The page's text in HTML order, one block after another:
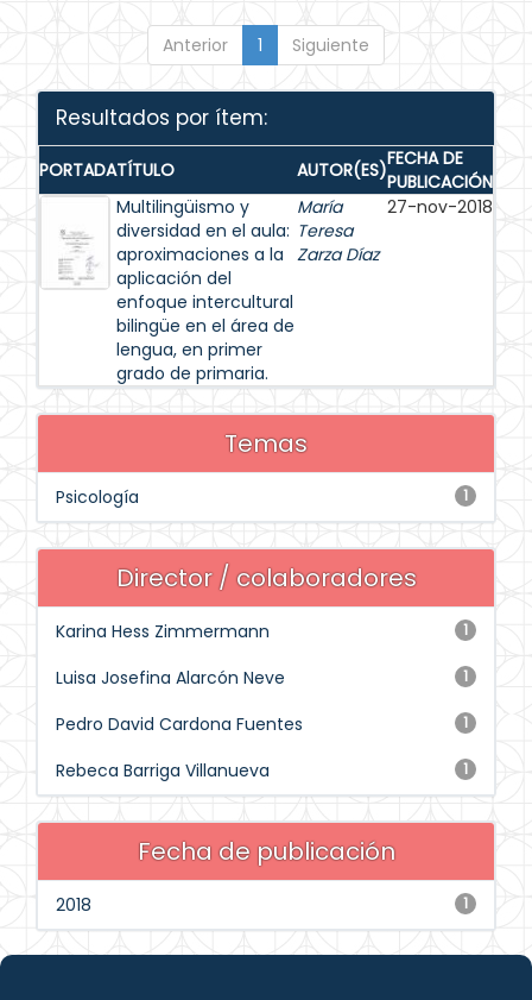
Anterior 1 Siguiente
Resultados por ítem:
PORTADATÍTULO AUTOR(ES)FECHA DE
PUBLICACIÓN
Multilingüismo y
diversidad en el aula:
aproximaciones a la
aplicación del
enfoque intercultural
bilingüe en el área de
lengua, en primer
grado de primaria.
María
Teresa
Zarza Díaz
27-nov-2018
Temas
1
Psicología
Director / colaboradores
1
Karina Hess Zimmermann
1
Luisa Josefina Alarcón Neve
1
Pedro David Cardona Fuentes
1
Rebeca Barriga Villanueva
Fecha de publicación
1
2018